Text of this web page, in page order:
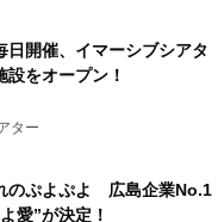
日開催、イマーシブシアタ
設をオープン！
ター
のぷよぷよ 広島企業No.1
愛”が決定！